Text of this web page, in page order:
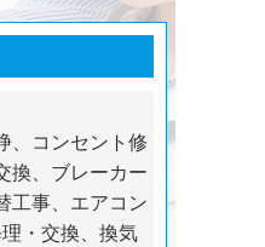
、コンセント修
換、ブレーカー
工事、エアコン
・交換、換気